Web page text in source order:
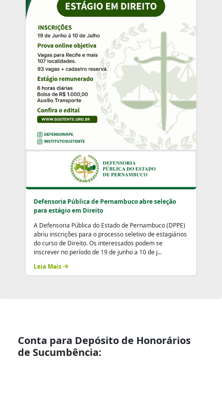
Defensoria Pública de Pernambuco abre seleção
para estágio em Direito
A Defensoria Pública do Estado de Pernambuco (DPPE)
abriu inscrições para o processo seletivo de estagiários
do curso de Direito. Os interessados podem se
inscrever no período de 19 de junho a 10 de j...
Leia Mais
Conta para Depósito de Honorários
de Sucumbência: